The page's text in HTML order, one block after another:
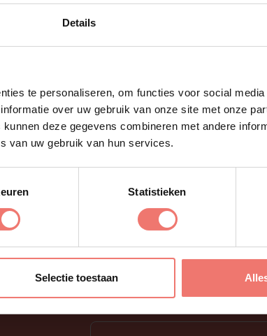
Details
te personaliseren, om functies voor social
over uw gebruik van onze site met onze
deze gegevens combineren met andere
van uw gebruik van hun services.
Statistieken
Selectie toestaan